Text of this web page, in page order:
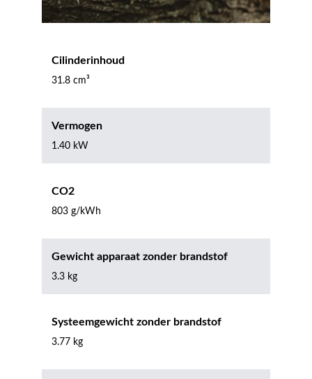
Cilinderinhoud
31.8 cm³
Vermogen
1.40 kW
CO2
803 g/kWh
Gewicht apparaat zonder brandstof
3.3 kg
Systeemgewicht zonder brandstof
3.77 kg